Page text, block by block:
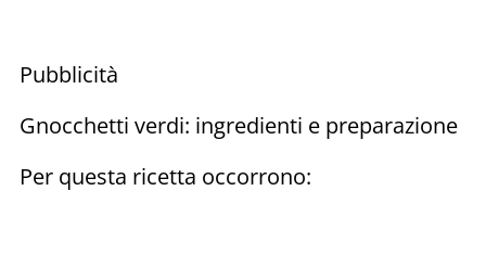
Pubblicità
Gnocchetti verdi: ingredienti e preparazione
Per questa ricetta occorrono: